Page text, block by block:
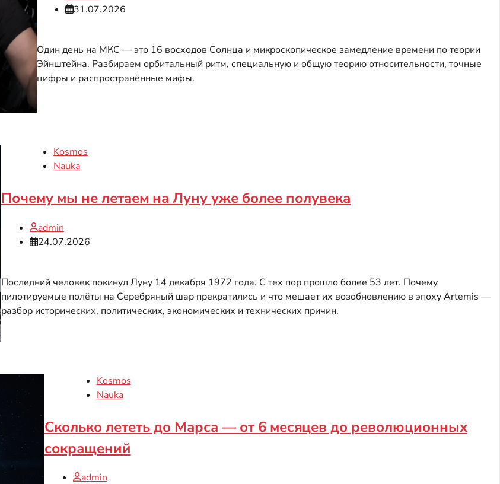
31.07.2026
Один день на МКС — это 16 восходов Солнца и микроскопическое замедление времени по теории
Эйнштейна. Разбираем орбитальный ритм, специальную и общую теорию относительности, точные
цифры и распространённые мифы.
Kosmos
Nauka
Почему мы не летаем на Луну уже более полувека
admin
24.07.2026
Последний человек покинул Луну 14 декабря 1972 года. С тех пор прошло более 53 лет. Почему
пилотируемые полёты на Серебряный шар прекратились и что мешает их возобновлению в эпоху Artemis —
разбор исторических, политических, экономических и технических причин.
Kosmos
Nauka
Сколько лететь до Марса — от 6 месяцев до революционных
сокращений
admin